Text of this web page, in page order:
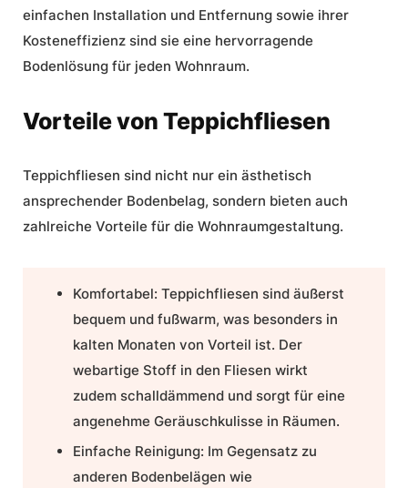
einfachen Installation und Entfernung sowie ihrer
Kosteneffizienz sind sie eine hervorragende
Bodenlösung für jeden Wohnraum.
Vorteile von Teppichfliesen
Teppichfliesen sind nicht nur ein ästhetisch
ansprechender Bodenbelag, sondern bieten auch
zahlreiche Vorteile für die Wohnraumgestaltung.
Komfortabel: Teppichfliesen sind äußerst
bequem und fußwarm, was besonders in
kalten Monaten von Vorteil ist. Der
webartige Stoff in den Fliesen wirkt
zudem schalldämmend und sorgt für eine
angenehme Geräuschkulisse in Räumen.
Einfache Reinigung: Im Gegensatz zu
anderen Bodenbelägen wie